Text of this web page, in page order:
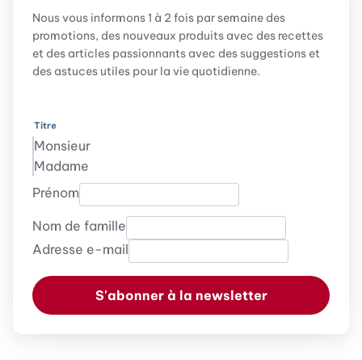
Nous vous informons 1 à 2 fois par semaine des
promotions, des nouveaux produits avec des recettes
et des articles passionnants avec des suggestions et
des astuces utiles pour la vie quotidienne.
Titre
Monsieur
Madame
Prénom
Nom de famille
Adresse e-mail
S'abonner à la newsletter